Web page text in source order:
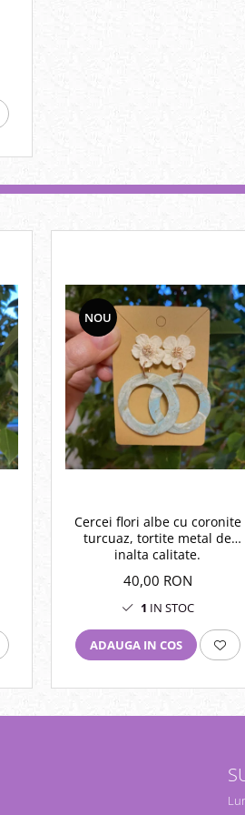
NOU
Cercei flori albe cu coronite
turcuaz, tortite metal de
inalta calitate.
40,00 RON
1 IN STOC
ADAUGA IN COS